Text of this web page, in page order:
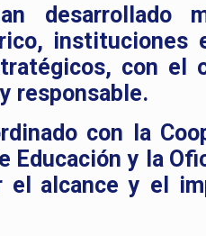
instituciones
con el
responsable.
con la
Educación y la
alcance y el